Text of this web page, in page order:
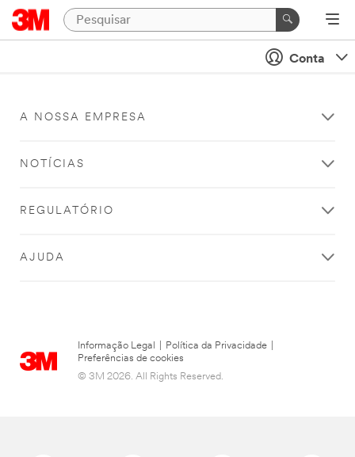
Conta
A NOSSA EMPRESA
NOTÍCIAS
REGULATÓRIO
AJUDA
Informação Legal Política da Privacidade
Preferências de cookies
© 3M 2026. All Rights Reserved.